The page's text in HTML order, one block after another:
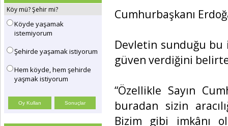
Köy mü? Şehir mi?
Köyde yaşamak
istemiyorum
Şehirde yaşamak istiyorum
Hem köyde, hem şehirde
yaşmak istiyorum
Cumhurbaşkanı
Devletin sunduğu bu
güven verdiğini
“Özellikle Sayın
buradan sizin
Bizim gibi imkânı